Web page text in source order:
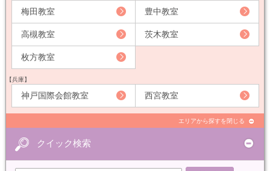
梅田教室 豊中教室
高槻教室 茨木教室
枚方教室
【兵庫】
神戸国際会館教室 西宮教室
エリアから探すを閉じる
クイック検索